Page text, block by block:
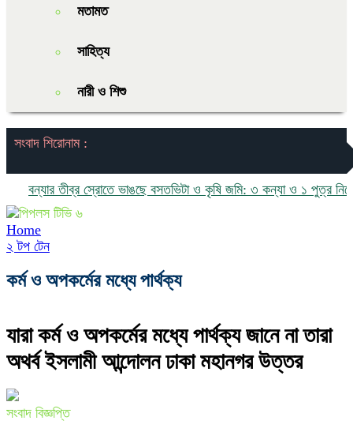
মতামত
সাহিত্য
নারী ও শিশু
সংবাদ শিরোনাম :
বন্যার তীব্র স্রোতে ভাঙছে বসতভিটা ও কৃষি জমি: ৩ কন্যা ও ১ পুত্র নিয়ে
Home
২ টপ টেন
কর্ম ও অপকর্মের মধ্যে পার্থক্য
যারা কর্ম ও অপকর্মের মধ্যে পার্থক্য জানে না তারা
অথর্ব ইসলামী আন্দোলন ঢাকা মহানগর উত্তর
সংবাদ বিজ্ঞপ্তি